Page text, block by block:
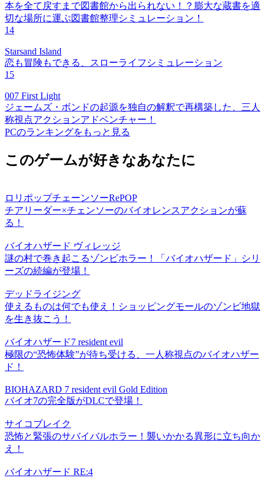
本を全て戻すまで図書館から出られない！？膨大な蔵書を適
切な場所に運ぶ図書館整理シミュレーション！
14
Starsand Island
恋も冒険もできる、スローライフシミュレーション
15
007 First Light
ジェームズ・ボンドの起源を独自の解釈で再構築した、三人
称視点アクションアドベンチャー！
PCのランキングをもっと見る
このゲームが好きなあなたに
ロリポップチェーンソーRePOP
チアリーダー×チェンソーのバイオレンスアクションが蘇
る！
バイオハザード ヴィレッジ
謎の村で巻き起こるゾンビホラー！「バイオハザード」シリ
ーズの続編が登場！
デッドライジング
使えるものは何でも使え！ショッピングモールのゾンビ地獄
を生き抜こう！
バイオハザード7 resident evil
極限の“恐怖体験”が待ち受ける、一人称視点のバイオハザー
ド！
BIOHAZARD 7 resident evil Gold Edition
バイオ7の完全版がDLCで登場！
サイコブレイク
恐怖と緊張のサバイバルホラー！襲いかかる異形に立ち向か
え！
バイオハザード RE:4